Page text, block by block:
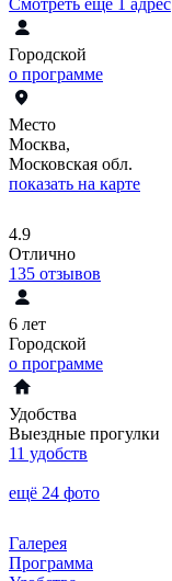
Городской
о программе
Место
Москва,
Московская обл.
показать на карте
4.9
Отлично
135 отзывов
6 лет
Городской
о программе
Удобства
Выездные прогулки
11 удобств
ещё 24 фото
Галерея
Программа